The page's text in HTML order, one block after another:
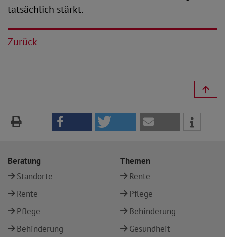
tatsächlich stärkt.
Zurück
Beratung
Standorte
Rente
Pflege
Behinderung
Themen
Rente
Pflege
Behinderung
Gesundheit